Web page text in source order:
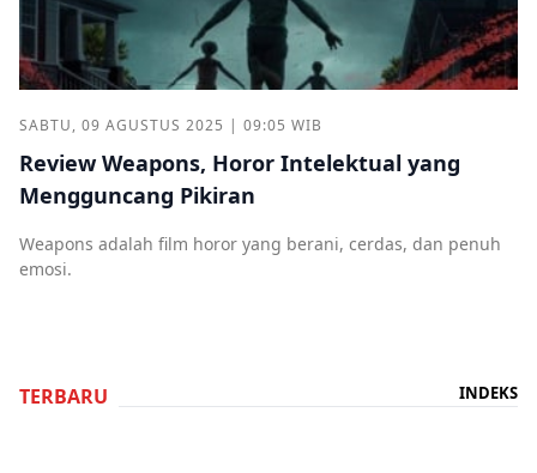
SABTU, 09 AGUSTUS 2025 | 09:05 WIB
Review Weapons, Horor Intelektual yang
Mengguncang Pikiran
Weapons adalah film horor yang berani, cerdas, dan penuh
emosi.
TERBARU INDEKS